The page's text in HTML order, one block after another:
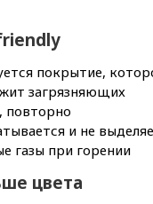
покрытие,
загрязняющих
повторно
и не
газы при горении
цвета